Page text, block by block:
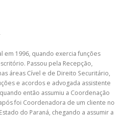
em 1996, quando exercia funções
Passou pela Recepção,
áreas Cível e de Direito Securitário,
e acordos e advogada assistente
então assumiu a Coordenação
foi Coordenadora de um cliente no
do Paraná, chegando a assumir a